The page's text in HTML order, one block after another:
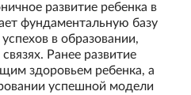
развитие ребенка в
фундаментальную базу
в образовании,
Ранее развитие
здоровьем ребенка, а
успешной модели